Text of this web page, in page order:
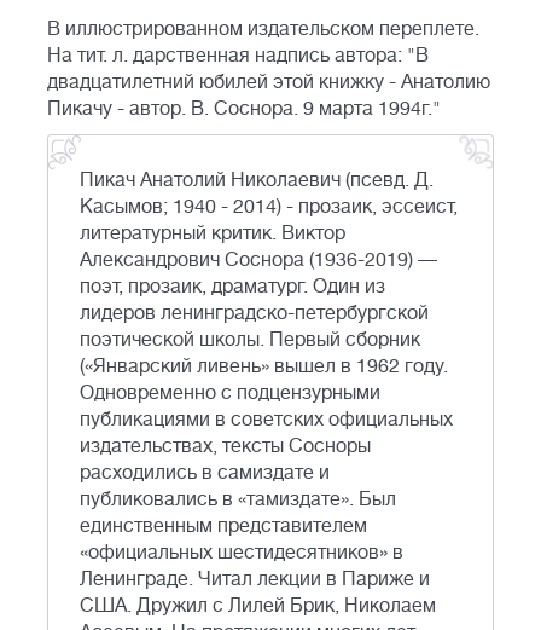
В иллюстрированном издательском переплете.
На тит. л. дарственная надпись автора: "В
двадцатилетний юбилей этой книжку - Анатолию
Пикачу - автор. В. Соснора. 9 марта 1994г."
Пикач Анатолий Николаевич (псевд. Д.
Касымов; 1940 - 2014) - прозаик, эссеист,
литературный критик. Виктор
Александрович Соснора (1936-2019) —
поэт, прозаик, драматург. Один из
лидеров ленинградско-петербургской
поэтической школы. Первый сборник
(«Январский ливень» вышел в 1962 году.
Одновременно с подцензурными
публикациями в советских официальных
издательствах, тексты Сосноры
расходились в самиздате и
публиковались в «тамиздате». Был
единственным представителем
«официальных шестидесятников» в
Ленинграде. Читал лекции в Париже и
США. Дружил с Лилей Брик, Николаем